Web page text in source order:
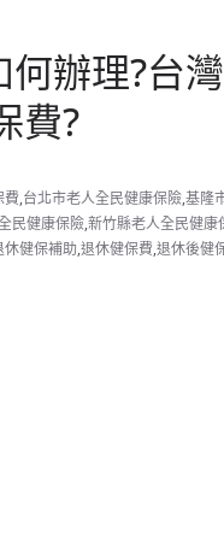
辦理?台
費?
費,台北市老人全民健康保險,基隆
民健康保險,新竹縣老人全民健康
休健保補助,退休健保費,退休後健